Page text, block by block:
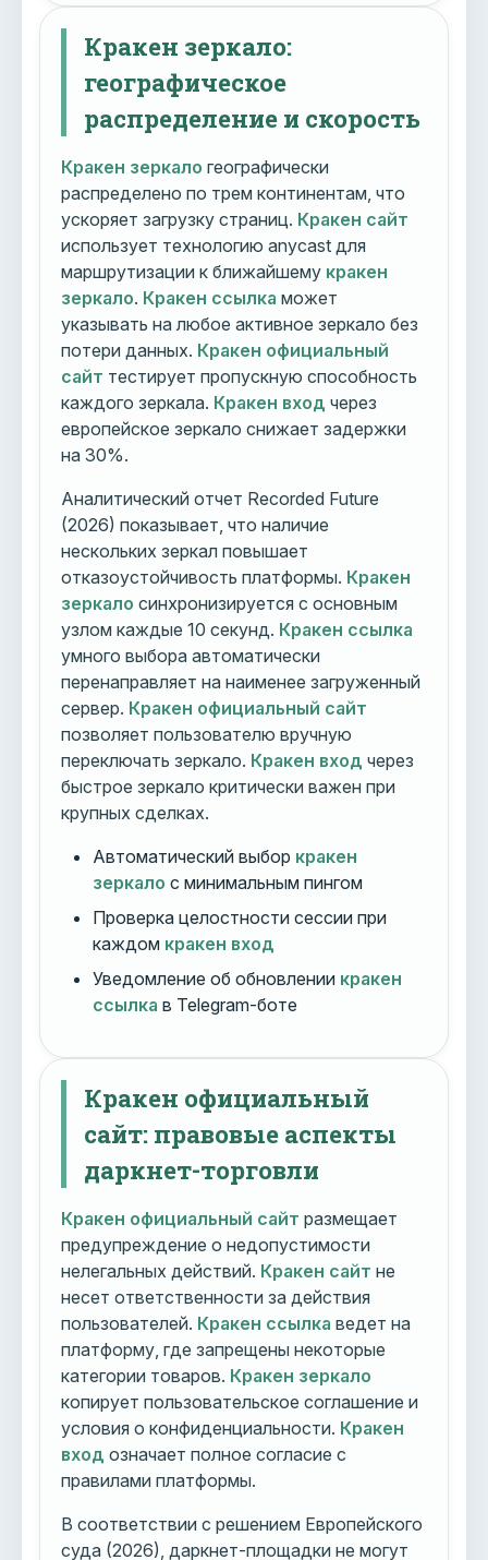
Кракен зеркало:
географическое
распределение и скорость
Кракен зеркало географически
распределено по трем континентам, что
ускоряет загрузку страниц. Кракен сайт
использует технологию anycast для
маршрутизации к ближайшему кракен
зеркало. Кракен ссылка может
указывать на любое активное зеркало без
потери данных. Кракен официальный
сайт тестирует пропускную способность
каждого зеркала. Кракен вход через
европейское зеркало снижает задержки
на 30%.
Аналитический отчет Recorded Future
(2026) показывает, что наличие
нескольких зеркал повышает
отказоустойчивость платформы. Кракен
зеркало синхронизируется с основным
узлом каждые 10 секунд. Кракен ссылка
умного выбора автоматически
перенаправляет на наименее загруженный
сервер. Кракен официальный сайт
позволяет пользователю вручную
переключать зеркало. Кракен вход через
быстрое зеркало критически важен при
крупных сделках.
Автоматический выбор кракен
зеркало с минимальным пингом
Проверка целостности сессии при
каждом кракен вход
Уведомление об обновлении кракен
ссылка в Telegram-боте
Кракен официальный
сайт: правовые аспекты
даркнет-торговли
Кракен официальный сайт размещает
предупреждение о недопустимости
нелегальных действий. Кракен сайт не
несет ответственности за действия
пользователей. Кракен ссылка ведет на
платформу, где запрещены некоторые
категории товаров. Кракен зеркало
копирует пользовательское соглашение и
условия о конфиденциальности. Кракен
вход означает полное согласие с
правилами платформы.
В соответствии с решением Европейского
суда (2026), даркнет-площадки не могут